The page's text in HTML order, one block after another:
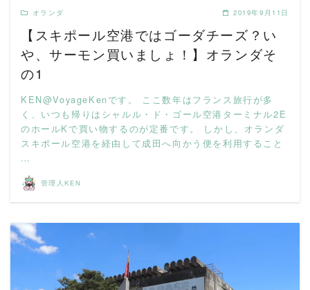
オランダ 2019年9月11日
【スキポール空港ではゴーダチーズ？い
や、サーモン買いましょ！】オランダそ
の1
KEN@VoyageKenです。 ここ数年はフランス旅行が多
く、いつも帰りはシャルル・ド・ゴール空港ターミナル2E
のホールKで買い物するのが定番です。 しかし、オランダ
スキポール空港を経由して成田へ向かう便を利用すること
…
管理人KEN